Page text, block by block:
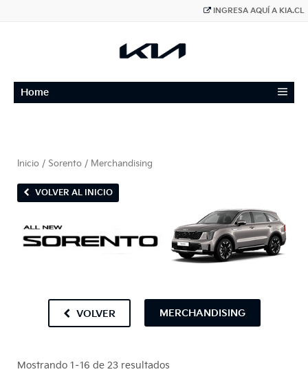
INGRESA AQUÍ A KIA.CL
Home ≡
Inicio / Sorento / Merchandising
VOLVER AL INICIO
VOLVER MERCHANDISING
Mostrando 1–16 de 23 resultados